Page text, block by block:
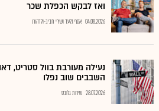
ואז לבקש הכפלת שכר
04.08.2026 אסף גלעד ושירי חביב-ולדהורן
השבבים שוב נפלו
28.07.2026 שירות גלובס